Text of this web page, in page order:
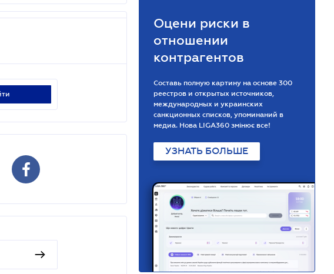
Оцени риски в
отношении
контрагентов
Составь полную картину на основе 300
реестров и открытых источников,
международных и украинских
санкционных списков, упоминаний в
медиа. Нова LIGA360 змінює все!
УЗНАТЬ БОЛЬШЕ